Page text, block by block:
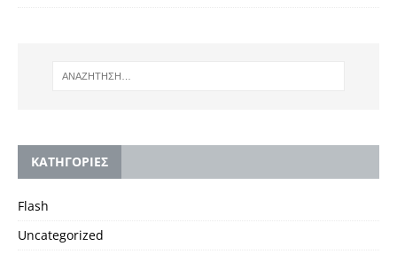
KΑΤΗΓΟΡΙΕΣ
Flash
Uncategorized